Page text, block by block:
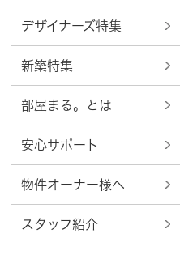
デザイナーズ特集
新築特集
部屋まる。とは
安心サポート
物件オーナー様へ
スタッフ紹介